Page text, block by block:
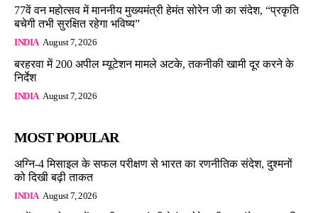
77वें वन महोत्सव में माननीय मुख्यमंत्री हेमंत सोरेन जी का संदेश, “प्रकृति
बचेगी तभी सुरक्षित रहेगा भविष्य”
INDIA August 7, 2026
बरहरवा में 200 अपील म्यूटेशन मामले अटके, तकनीकी खामी दूर करने के
निर्देश
INDIA August 7, 2026
MOST POPULAR
अग्नि-4 मिसाइल के सफल परीक्षण से भारत का रणनीतिक संदेश, दुश्मनों
को दिखी बढ़ी ताकत
INDIA August 7, 2026